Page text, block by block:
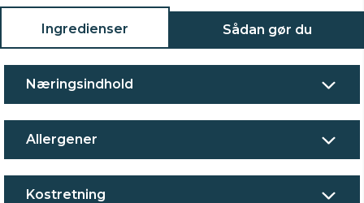
Ingredienser Sådan gør du
Næringsindhold
Allergener
Kostretning